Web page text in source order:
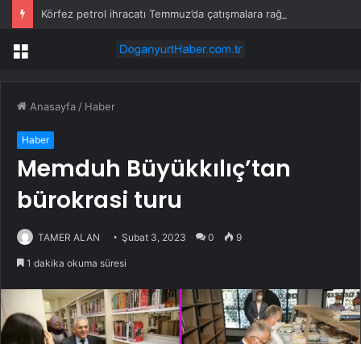
Menü
Anasayfa / Haber
Haber
Memduh Büyükkılıç’tan
bürokrasi turu
TAMER ALAN Şubat 3, 2023 0 9
1 dakika okuma süresi